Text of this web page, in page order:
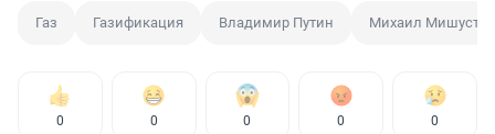
Газ Газификация Владимир Путин Михаил
0 0 0 0 0